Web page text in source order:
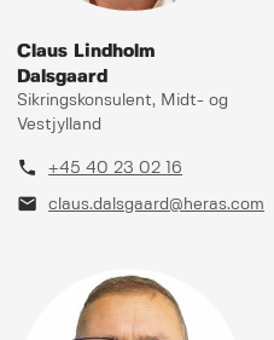
Claus Lindholm
Dalsgaard
Sikringskonsulent, Midt- og
Vestjylland
phone +45 40 23 02 16
mail claus.dalsgaard@heras.com